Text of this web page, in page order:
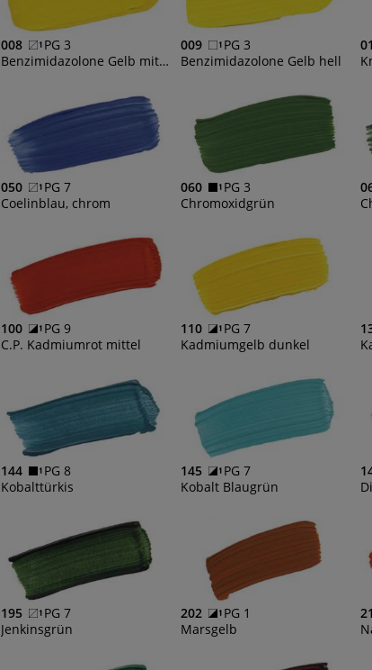
008
PG 3
Benzimidazolone Gelb mittel
009
PG 3
Benzimidazolone Gelb hell
050
PG 7
Coelinblau, chrom
060
PG 3
Chromoxidgrün
100
PG 9
C.P. Kadmiumrot mittel
110
PG 7
Kadmiumgelb dunkel
144
PG 8
Kobalttürkis
145
PG 7
Kobalt Blaugrün
195
PG 7
Jenkinsgrün
202
PG 1
Marsgelb